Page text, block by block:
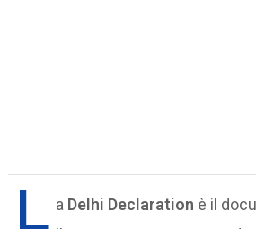
L a Delhi Declaration è il